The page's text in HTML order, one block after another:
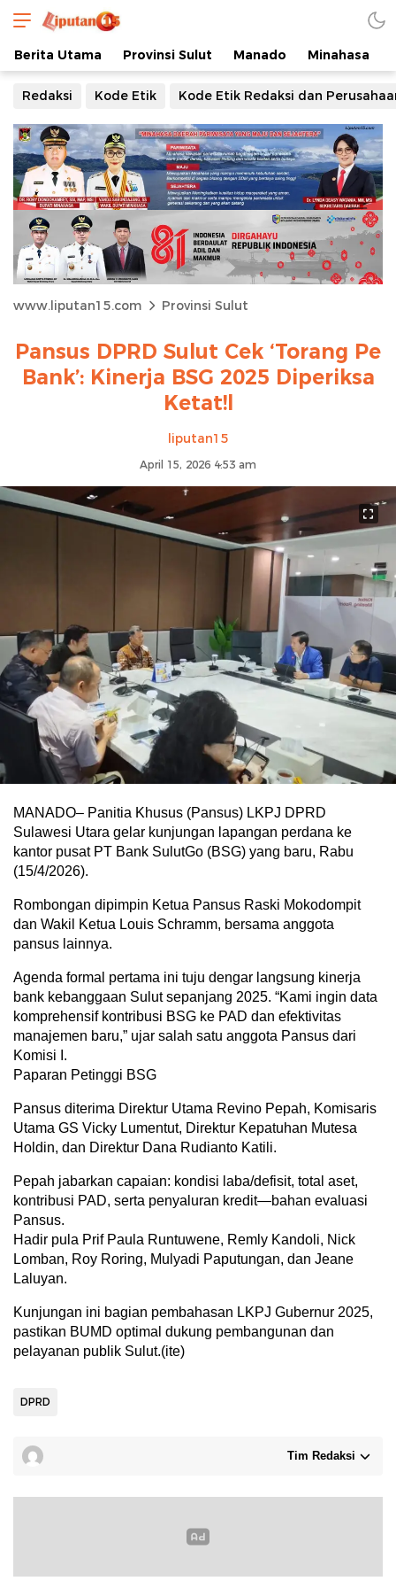
Berita Utama Provinsi Sulut Manado Minahasa
Redaksi Kode Etik Kode Etik Redaksi dan
www.liputan15.com Provinsi Sulut
Pansus DPRD Sulut Cek ‘Torang Pe
Bank’: Kinerja BSG 2025 Diperiksa
Ketat!l
liputan15
April 15, 2026 4:53 am
MANADO– Panitia Khusus (Pansus) LKPJ DPRD
Sulawesi Utara gelar kunjungan lapangan perdana ke
kantor pusat PT Bank SulutGo (BSG) yang baru, Rabu
(15/4/2026).
Rombongan dipimpin Ketua Pansus Raski Mokodompit
dan Wakil Ketua Louis Schramm, bersama anggota
pansus lainnya.
Agenda formal pertama ini tuju dengar langsung kinerja
bank kebanggaan Sulut sepanjang 2025. “Kami ingin data
komprehensif kontribusi BSG ke PAD dan efektivitas
manajemen baru,” ujar salah satu anggota Pansus dari
Komisi I.
Paparan Petinggi BSG
Pansus diterima Direktur Utama Revino Pepah, Komisaris
Utama GS Vicky Lumentut, Direktur Kepatuhan Mutesa
Holdin, dan Direktur Dana Rudianto Katili.
Pepah jabarkan capaian: kondisi laba/defisit, total aset,
kontribusi PAD, serta penyaluran kredit—bahan evaluasi
Pansus.
Hadir pula Prif Paula Runtuwene, Remly Kandoli, Nick
Lomban, Roy Roring, Mulyadi Paputungan, dan Jeane
Laluyan.
Kunjungan ini bagian pembahasan LKPJ Gubernur 2025,
pastikan BUMD optimal dukung pembangunan dan
pelayanan publik Sulut.(ite)
DPRD
Tim Redaksi